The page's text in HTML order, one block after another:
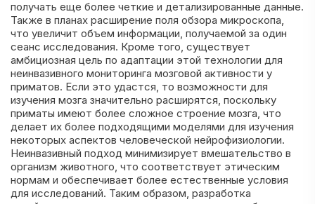
получать еще более четкие и детализированные данные.
Также в планах расширение поля обзора микроскопа,
что увеличит объем информации, получаемой за один
сеанс исследования. Кроме того, существует
амбициозная цель по адаптации этой технологии для
неинвазивного мониторинга мозговой активности у
приматов. Если это удастся, то возможности для
изучения мозга значительно расширятся, поскольку
приматы имеют более сложное строение мозга, что
делает их более подходящими моделями для изучения
некоторых аспектов человеческой нейрофизиологии.
Неинвазивный подход минимизирует вмешательство в
организм животного, что соответствует этическим
нормам и обеспечивает более естественные условия
для исследований. Таким образом, разработка